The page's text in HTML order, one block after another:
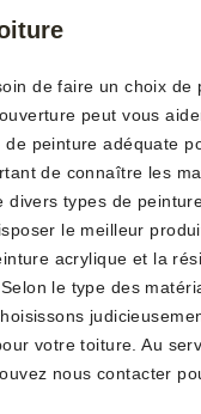
de faire un choix de
peut vous
de peinture adéquate
de connaître les
divers types de
le meilleur
acrylique et la
le type des
votre toiture. Au
nous contacter